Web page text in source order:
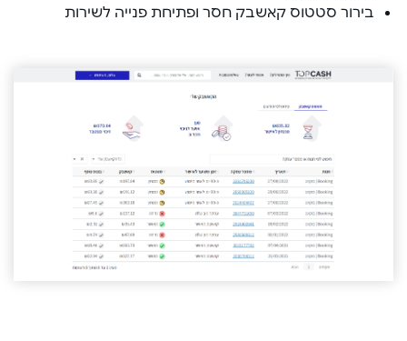
בירור סטטוס קאשבק חסר ופתיחת פנייה לשירות